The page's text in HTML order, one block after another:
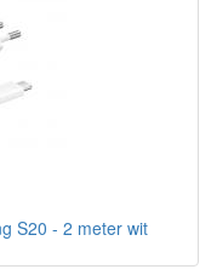
S20 - 2 meter wit